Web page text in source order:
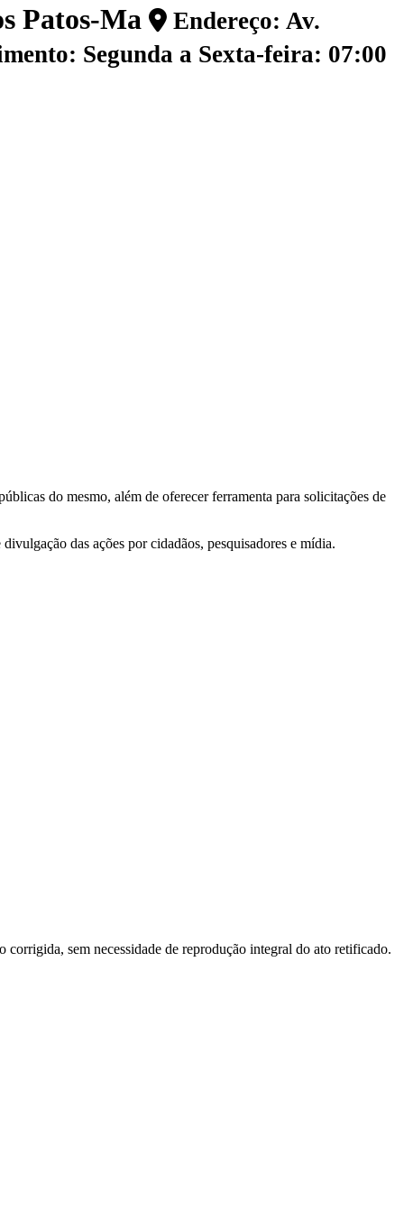
Patos-Ma
Endereço: Av.
Segunda a Sexta-feira: 07:00
do mesmo, além de oferecer ferramenta para solicitações de
das ações por cidadãos, pesquisadores e mídia.
sem necessidade de reprodução integral do ato retificado.